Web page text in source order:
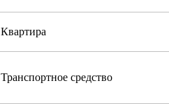
Квартира
Транспортное средство